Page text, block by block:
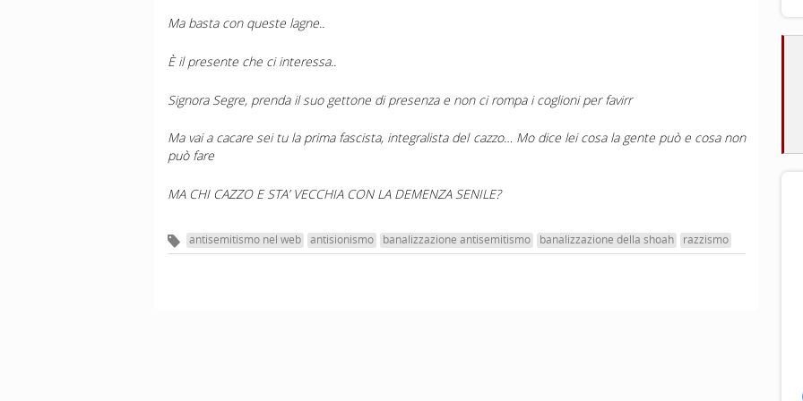
Ma basta con queste lagne..
È il presente che ci interessa..
Signora Segre, prenda il suo gettone di presenza e non ci rompa i coglioni per favirr
Ma vai a cacare sei tu la prima fascista, integralista del cazzo… Mo dice lei cosa la gente può e cosa non
può fare
MA CHI CAZZO E STA’ VECCHIA CON LA DEMENZA SENILE?
antisemitismo nel web antisionismo banalizzazione antisemitismo banalizzazione della shoah razzismo